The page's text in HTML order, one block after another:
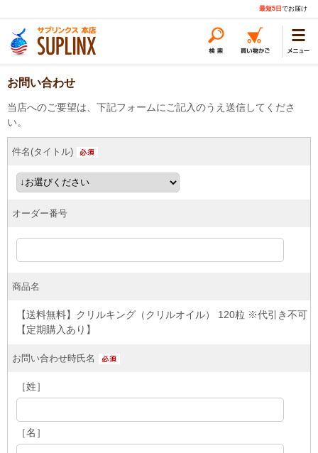
最短5日 でお届け
お問い合わせ
当店へのご要望は、下記フォームにご記入のうえ送信してくださ
い。
件名(タイトル)
オーダー番号
商品名
【送料無料】クリルキング（クリルオイル） 120粒 ※代引き不可
【定期購入あり】
お問い合わせ時氏名
［姓］
［名］